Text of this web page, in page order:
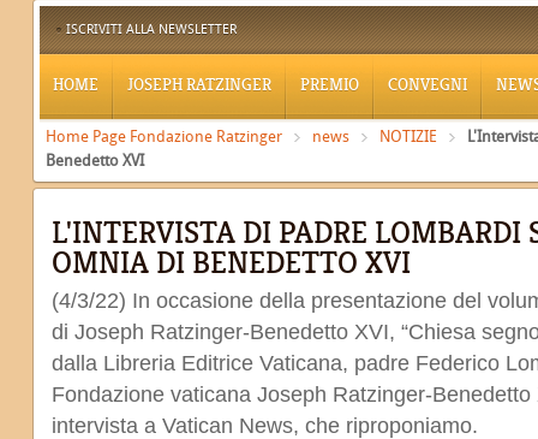
ISCRIVITI ALLA NEWSLETTER
HOME JOSEPH RATZINGER PREMIO CONVEGNI
Home Page Fondazione Ratzinger news NOTIZIE
Benedetto XVI
L'INTERVISTA DI PADRE LOMBARDI
OMNIA DI BENEDETTO XVI
(4/3/22) In occasione della presentazione del
di Joseph Ratzinger-Benedetto XVI, “Chiesa
dalla Libreria Editrice Vaticana, padre Federico
Fondazione vaticana Joseph Ratzinger-
intervista a Vatican News, che riproponiamo.